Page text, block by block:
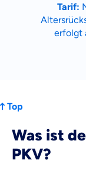
Tarif:
erfolgt
Top
Was ist
PKV?